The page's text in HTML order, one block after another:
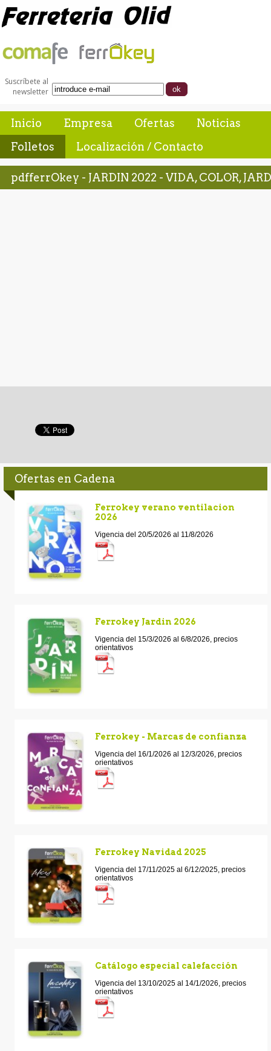
Suscríbete al
newsletter
Inicio Empresa Ofertas
Noticias
Folletos
Localización / Contacto
pdfferrOkey - JARDIN 2022 - VIDA, COLOR,
Ofertas en Cadena
Ferrokey verano ventilacion
2026
Vigencia del 20/5/2026 al 11/8/2026
Ferrokey Jardin 2026
Vigencia del 15/3/2026 al 6/8/2026, precios
orientativos
Ferrokey - Marcas de confianza
Vigencia del 16/1/2026 al 12/3/2026, precios
orientativos
Ferrokey Navidad 2025
Vigencia del 17/11/2025 al 6/12/2025, precios
orientativos
Catálogo especial calefacción
Vigencia del 13/10/2025 al 14/1/2026, precios
orientativos